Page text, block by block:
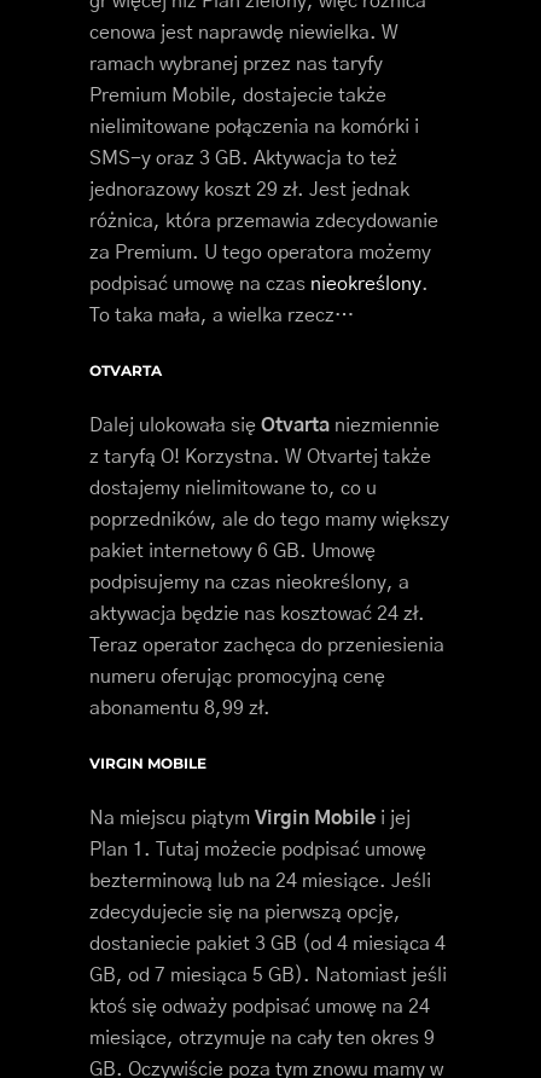
cenowa jest naprawdę niewielka. W
ramach wybranej przez nas taryfy
Premium Mobile, dostajecie także
nielimitowane połączenia na komórki i
SMS-y oraz 3 GB. Aktywacja to też
jednorazowy koszt 29 zł. Jest jednak
różnica, która przemawia zdecydowanie
za Premium. U tego operatora możemy
podpisać umowę na czas nieokreślony.
To taka mała, a wielka rzecz…
OTVARTA
Dalej ulokowała się Otvarta niezmiennie
z taryfą O! Korzystna. W Otvartej także
dostajemy nielimitowane to, co u
poprzedników, ale do tego mamy większy
pakiet internetowy 6 GB. Umowę
podpisujemy na czas nieokreślony, a
aktywacja będzie nas kosztować 24 zł.
Teraz operator zachęca do przeniesienia
numeru oferując promocyjną cenę
abonamentu 8,99 zł.
VIRGIN MOBILE
Na miejscu piątym Virgin Mobile i jej
Plan 1. Tutaj możecie podpisać umowę
bezterminową lub na 24 miesiące. Jeśli
zdecydujecie się na pierwszą opcję,
dostaniecie pakiet 3 GB (od 4 miesiąca 4
GB, od 7 miesiąca 5 GB). Natomiast jeśli
ktoś się odważy podpisać umowę na 24
miesiące, otrzymuje na cały ten okres 9
GB. Oczywiście poza tym znowu mamy w